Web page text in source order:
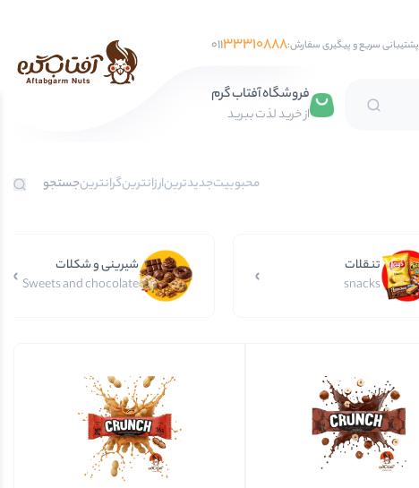
پشتیبانی سریع و پیگیری سفارش: 01133310888
تخمه هندوانه
فروشگاه آفتاب گرم
از خرید لذت ببرید
محبوبیتجدیدترینارزانترینگرانترین
تنقلات
snacks
شیرینی و شکلات
Sweets and chocolate